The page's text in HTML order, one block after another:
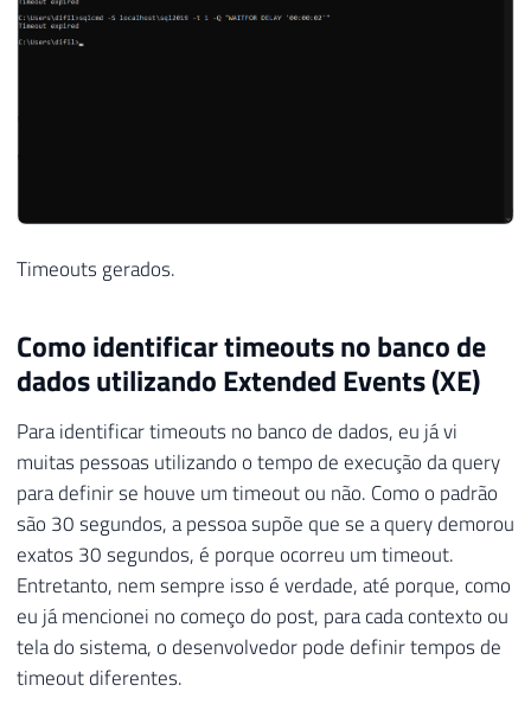
Timeouts gerados.
Como identificar timeouts no banco de
dados utilizando Extended Events (XE)
Para identificar timeouts no banco de dados, eu já vi
muitas pessoas utilizando o tempo de execução da query
para definir se houve um timeout ou não. Como o padrão
são 30 segundos, a pessoa supõe que se a query demorou
exatos 30 segundos, é porque ocorreu um timeout.
Entretanto, nem sempre isso é verdade, até porque, como
eu já mencionei no começo do post, para cada contexto ou
tela do sistema, o desenvolvedor pode definir tempos de
timeout diferentes.